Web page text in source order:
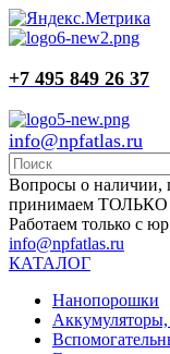
+7 495 849 26 37
info@npfatlas.ru
Вопросы о наличии,
принимаем ТОЛЬКО
Работаем только с
info@npfatlas.ru
КАТАЛОГ
Нанопорошки